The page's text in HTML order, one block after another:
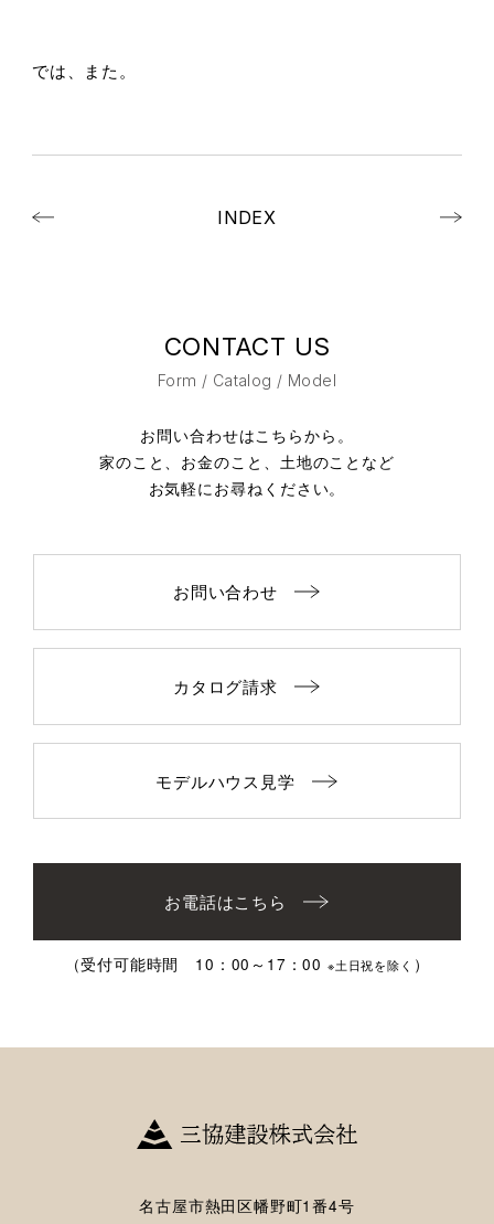
では、また。
INDEX
CONTACT US
Form / Catalog / Model
お問い合わせはこちらから。
家のこと、お金のこと、土地のことなど
お気軽にお尋ねください。
お問い合わせ
カタログ請求
モデルハウス見学
お電話はこちら
（受付可能時間 10：00～17：00 ※土日祝を除く ）
名古屋市熱田区幡野町1番4号